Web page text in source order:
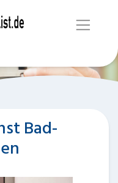
Bad-